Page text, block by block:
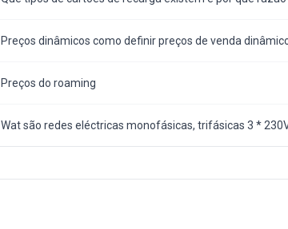
Preços dinâmicos como definir preços de venda
Preços do roaming
Wat são redes eléctricas monofásicas, trifásicas 3 *